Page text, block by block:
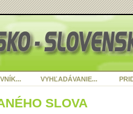
VYHĽADÁVANIE...
SLOVA